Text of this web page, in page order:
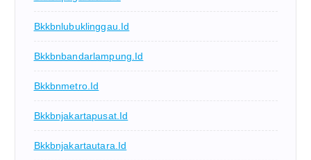
Bkkbnlubuklinggau.id
Bkkbnbandarlampung.id
Bkkbnmetro.id
Bkkbnjakartapusat.id
Bkkbnjakartautara.id